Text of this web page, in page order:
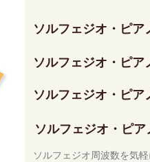
ソルフェジオ・ピ
ソルフェジオ・ピ
ソルフェジオ・ピ
ソルフェジオ・ピ
ソルフェジオ周波数を気